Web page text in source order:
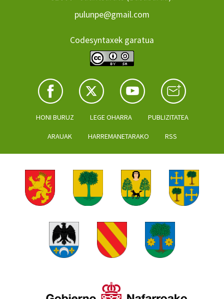
pulunpe@gmail.com
Codesyntaxek garatua
HONI BURUZ LEGE OHARRA PUBLIZITATEA
ARAUAK HARREMANETARAKO RSS